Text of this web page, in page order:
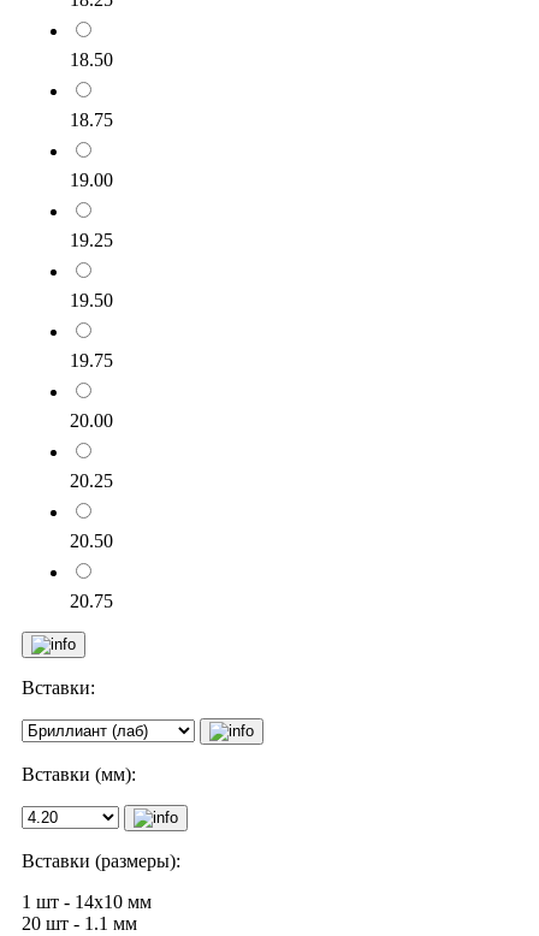
18.50
18.75
19.00
19.25
19.50
19.75
20.00
20.25
20.50
20.75
Вставки:
Вставки (мм):
Вставки (размеры):
1 шт - 14х10 мм
20 шт - 1.1 мм